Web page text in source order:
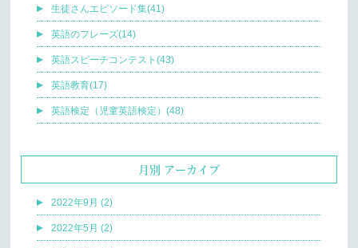
生徒さんエピソード集(41)
英語のフレーズ(14)
英語スピーチコンテスト(43)
英語教育(17)
英語検定（児童英語検定）(48)
月別 アーカイブ
2022年9月 (2)
2022年5月 (2)